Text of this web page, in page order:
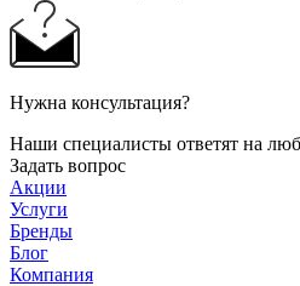
Нужна консультация?
Наши специалисты ответят на
Задать вопрос
Акции
Услуги
Бренды
Блог
Компания